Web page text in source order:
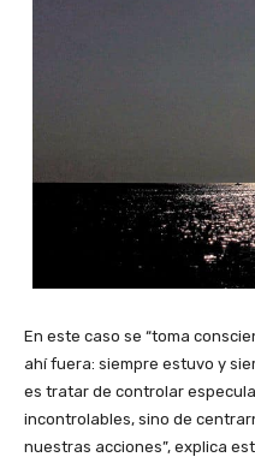
En este caso se “toma
ahí fuera: siempre estuvo y
es tratar de controlar
incontrolables, sino de
nuestras acciones”, explica